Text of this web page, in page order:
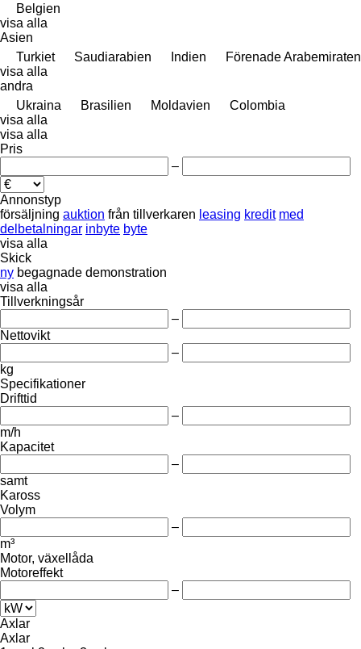
Belgien
visa alla
Asien
Turkiet
Saudiarabien Indien
Förenade Arabemiraten
visa alla
andra
Ukraina
Brasilien Moldavien
Colombia
visa alla
visa alla
Pris
–
Annonstyp
försäljning auktion från tillverkaren leasing kredit med
delbetalningar inbyte byte
visa alla
Skick
ny begagnade demonstration
visa alla
Tillverkningsår
–
Nettovikt
–
kg
Specifikationer
Drifttid
–
m/h
Kapacitet
–
samt
Kaross
Volym
–
m³
Motor, växellåda
Motoreffekt
–
Axlar
Axlar